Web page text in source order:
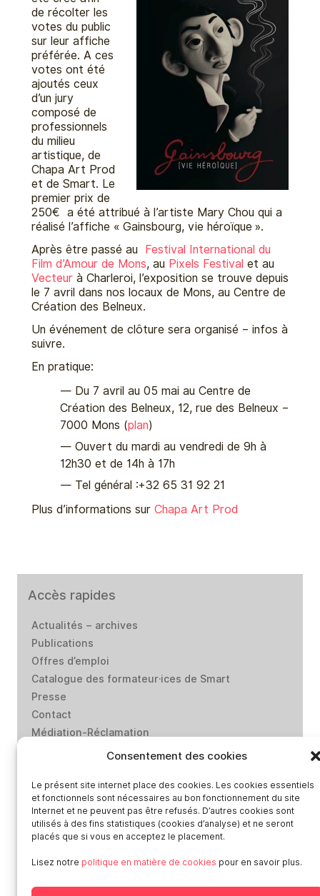
Consentement des cookies
Le présent site internet place des cookies. Les cookies essentiels
et fonctionnels sont nécessaires au bon fonctionnement du site
Internet et ne peuvent pas être refusés. D’autres cookies sont
utilisés à des fins statistiques (cookies d’analyse) et ne seront
placés que si vous en acceptez le placement.
Lisez notre politique en matière de cookies pour en savoir plus.
de récolter les
votes du public
sur leur affiche
préférée. A ces
votes ont été
ajoutés ceux
d’un jury
composé de
professionnels
du milieu
artistique, de
Chapa Art Prod
et de Smart. Le
premier prix de
250€ a été attribué à l’artiste Mary Chou qui a
réalisé l’affiche « Gainsbourg, vie héroïque ».
Après être passé au Festival International du
Film d’Amour de Mons, au Pixels Festival et au
Vecteurà Charleroi, l’exposition se trouve depuis
le 7 avril dans nos locaux de Mons, au Centre de
Création des Belneux.
Un événement de clôture sera organisé – infos à
suivre.
En pratique:
Du 7 avril au 05 mai au Centre de
Création des Belneux, 12, rue des Belneux –
7000 Mons (plan)
Ouvert du mardi au vendredi de 9h à
12h30 et de 14h à 17h
Tel général :+32 65 31 92 21
Plus d’informations sur Chapa Art Prod
Accès rapides
Actualités – archives
Publications
Offres d’emploi
Catalogue des formateur·ices de Smart
Presse
Contact
Médiation-Réclamation
Politique de protection des données personnelles
Loi “lanceurs d’alerte”: effectuez un signalement
Réseaux sociaux